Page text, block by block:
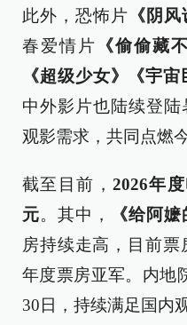
此外，恐怖片 《阴
春爱情片 《偷偷藏
《超级少女》《宇
中外影片也陆续登
观影需求，共同点燃
截至目前，2026年
元。其中， 《给阿嬷
房持续走高，目前票
年度票房亚军。内地
30日，持续满足国内